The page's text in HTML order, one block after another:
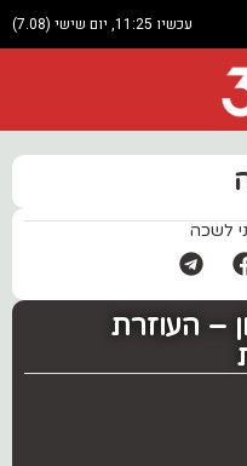
עכשיו 11:25, יום שישי (7.08)
לשכה
– העוזרת